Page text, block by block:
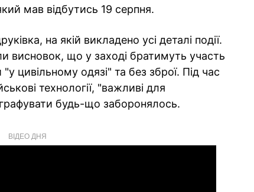
мав відбутись 19 серпня.
на якій викладено усі деталі події.
висновок, що у заході братимуть участь
цивільному одязі" та без зброї. Під час
технології, "важливі для
будь-що заборонялось.
ВІДЕО ДНЯ